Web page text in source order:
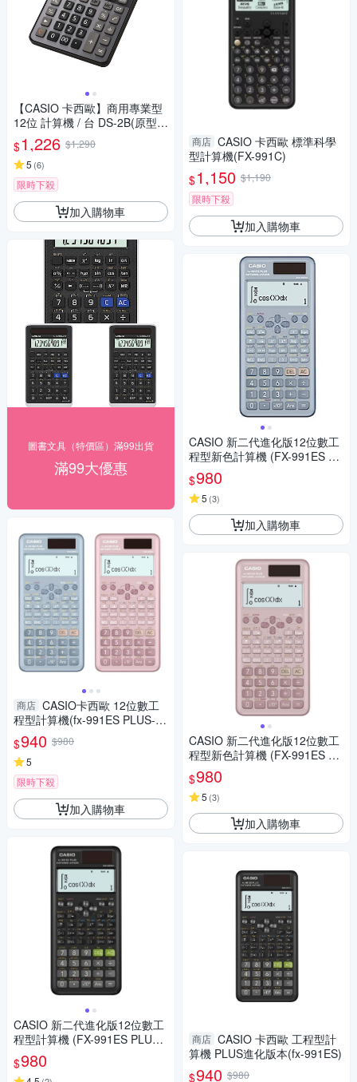
【CASIO 卡西歐】商用專業型
12位 計算機 / 台 DS-2B(原型號
DS-2TS)
$1,226 $1,290
5 (6)
限時下殺
加入購物車
圖書文具（特價區）滿99出貨
滿99大優惠
商店 CASIO卡西歐 12位數工
程型計算機(fx-991ES PLUS-2)
-藍/藕粉
$940 $980
5
限時下殺
加入購物車
CASIO 新二代進化版12位數工
程型計算機 (FX-991ES PLUS-
2)
$980
商店 CASIO 卡西歐 標準科學
型計算機(FX-991C)
$1,150 $1,190
限時下殺
加入購物車
CASIO 新二代進化版12位數工
程型新色計算機 (FX-991ES PL
US-2-BU)藍色
$980
5 (3)
加入購物車
CASIO 新二代進化版12位數工
程型新色計算機 (FX-991ES PL
US-2-PK)莫蘭迪藕粉紅色
$980
5 (3)
加入購物車
商店 CASIO 卡西歐 工程型計
算機 PLUS進化版本(fx-991ES)
$940 $980